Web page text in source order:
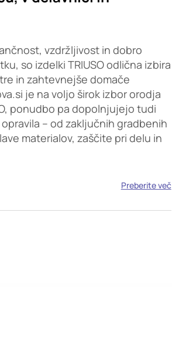
vzdržljivost in dobro
so izdelki TRIUSO odlična izbira
in zahtevnejše domače
je na voljo širok izbor orodja
ponudbo pa dopolnjujejo tudi
– od zaključnih gradbenih
materialov, zaščite pri delu in
Preberite več